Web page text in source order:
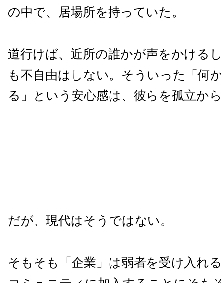
の中で、居場所を持っていた。
道行けば、近所の誰かが声をかける
も不自由はしない。そういった「何
る」という安心感は、彼らを孤立か
だが、現代はそうではない。
そもそも「企業」は弱者を受け入れ